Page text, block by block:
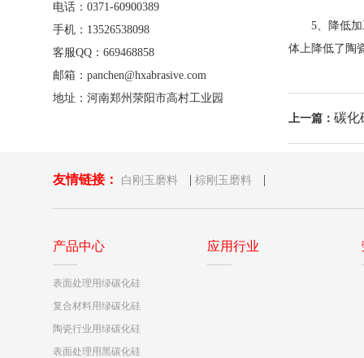
电话：0371-60900389
手机：13526538098
客服QQ：669468858
邮箱：panchen@hxabrasive.com
地址：河南郑州荥阳市高村工业园
5、降低加工
体上降低了陶
上一篇： 碳化
友情链接： 白刚玉磨料 | 棕刚玉磨料 |
产品中心
表面处理用绿碳化硅
复合材料用绿碳化硅
陶瓷行业用绿碳化硅
表面处理用黑碳化硅
应用行业